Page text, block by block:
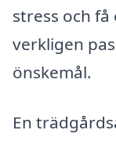
stress och
verkligen
önskemål.
En